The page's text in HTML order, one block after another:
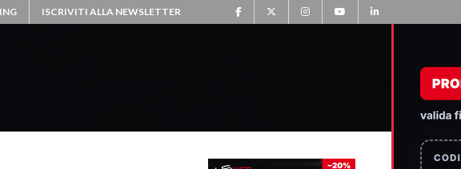
ISCRIVITI ALLA NEWSLETTER